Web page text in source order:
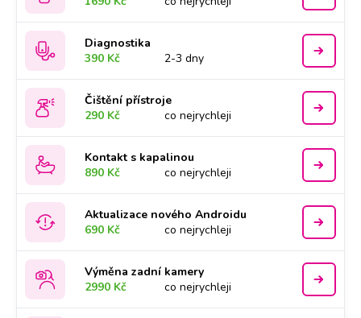
Diagnostika
390 Kč
2-3 dny
Čištění přístroje
290 Kč
co nejrychleji
Kontakt s kapalinou
890 Kč
co nejrychleji
Aktualizace nového Androidu
690 Kč
co nejrychleji
Výměna zadní kamery
2990 Kč
co nejrychleji